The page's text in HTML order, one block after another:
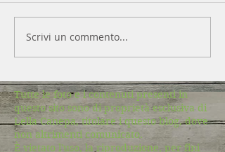
Scrivi un commento...
Tutte le foto e i contenuti presenti in
questo sito sono di proprietà esclusiva di
Lella Canepa, titolare i questo blog, dove
non altrimenti comunicato.
È vietato l'uso, la riproduzione, per fini